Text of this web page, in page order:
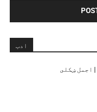
ادب
اجمل ښکلى